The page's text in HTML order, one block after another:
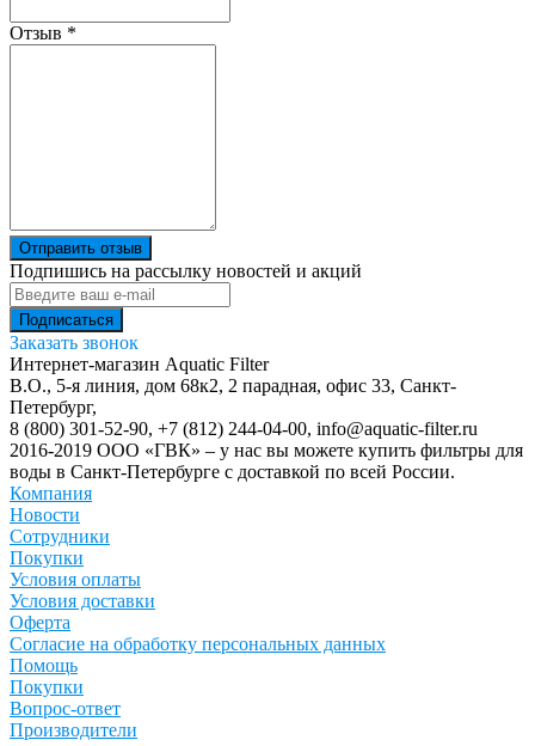
Отзыв *
Отправить отзыв
Подпишись на рассылку новостей и акций
Заказать звонок
Интернет-магазин Aquatic Filter
В.О., 5-я линия, дом 68к2, 2 парадная, офис 33, Санкт-
Петербург,
8 (800) 301-52-90, +7 (812) 244-04-00, info@aquatic-filter.ru
2016-2019 ООО «ГВК» – у нас вы можете купить фильтры для
воды в Санкт-Петербурге с доставкой по всей России.
Компания
Новости
Сотрудники
Покупки
Условия оплаты
Условия доставки
Оферта
Согласие на обработку персональных данных
Помощь
Покупки
Вопрос-ответ
Производители